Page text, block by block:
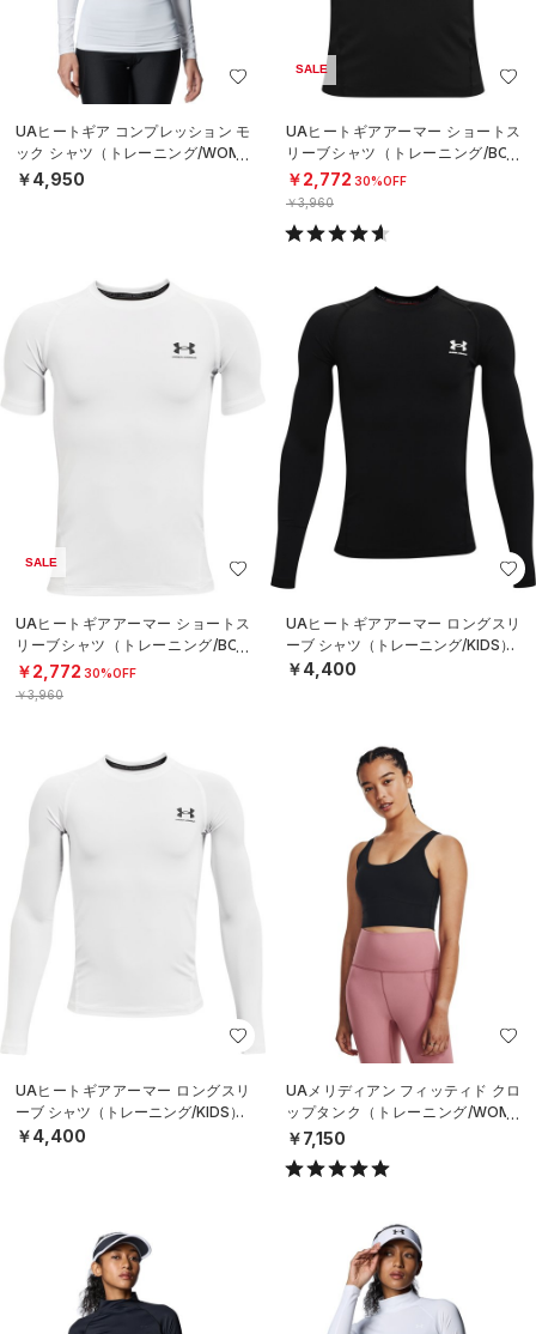
UAヒートギア コンプレッション モ
ック シャツ（トレーニング/WOME
N）
￥4,950
SALE
UAヒートギアアーマー ショートス
リーブシャツ（トレーニング/BOY
S）
￥2,772 30%OFF
￥3,960
SALE
UAヒートギアアーマー ショートス
リーブシャツ（トレーニング/BOY
S）
￥2,772 30%OFF
￥3,960
UAヒートギアアーマー ロングスリ
ーブ シャツ（トレーニング/KIDS）
￥4,400
UAヒートギアアーマー ロングスリ
ーブ シャツ（トレーニング/KIDS）
￥4,400
UAメリディアン フィッティド クロ
ップタンク（トレーニング/WOME
N）
￥7,150